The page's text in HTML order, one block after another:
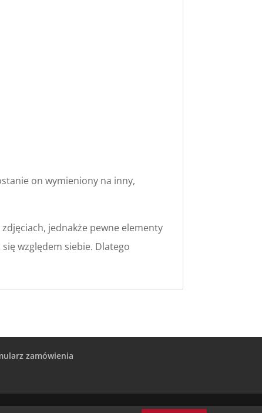
on wymieniony na inny,
jednakże pewne elementy
względem siebie. Dlatego
zamówienia